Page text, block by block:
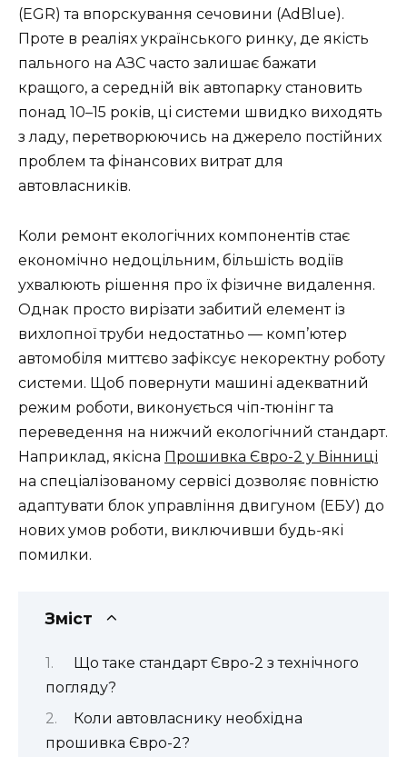
(EGR) та впорскування сечовини (AdBlue).
Проте в реаліях українського ринку, де якість
пального на АЗС часто залишає бажати
кращого, а середній вік автопарку становить
понад 10–15 років, ці системи швидко виходять
з ладу, перетворюючись на джерело постійних
проблем та фінансових витрат для
автовласників.
Коли ремонт екологічних компонентів стає
економічно недоцільним, більшість водіїв
ухвалюють рішення про їх фізичне видалення.
Однак просто вирізати забитий елемент із
вихлопної труби недостатньо — комп’ютер
автомобіля миттєво зафіксує некоректну роботу
системи. Щоб повернути машині адекватний
режим роботи, виконується чіп-тюнінг та
переведення на нижчий екологічний стандарт.
Наприклад, якісна Прошивка Євро-2 у Вінниці
на спеціалізованому сервісі дозволяє повністю
адаптувати блок управління двигуном (ЕБУ) до
нових умов роботи, виключивши будь-які
помилки.
Зміст
Що таке стандарт Євро-2 з технічного
погляду?
Коли автовласнику необхідна
прошивка Євро-2?